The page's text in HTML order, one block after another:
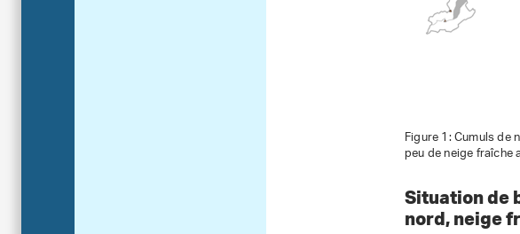
Figure 1: Cumuls de
peu de neige
Situation de
nord, neige